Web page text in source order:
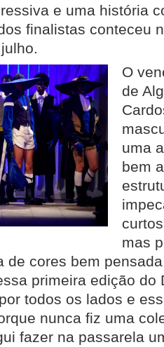
e uma história
finalistas conteceu
O
de
uma
bem
mas
de cores bem
primeira edição do
todos os lados e
nunca fiz uma
fazer na passarela